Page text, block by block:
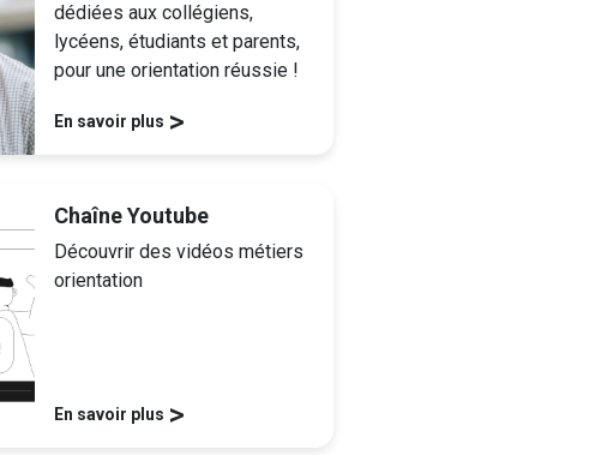
dédiées aux collégiens,
lycéens, étudiants et parents,
pour une orientation réussie !
En savoir plus >
Chaîne Youtube
Découvrir des vidéos métiers
orientation
En savoir plus >